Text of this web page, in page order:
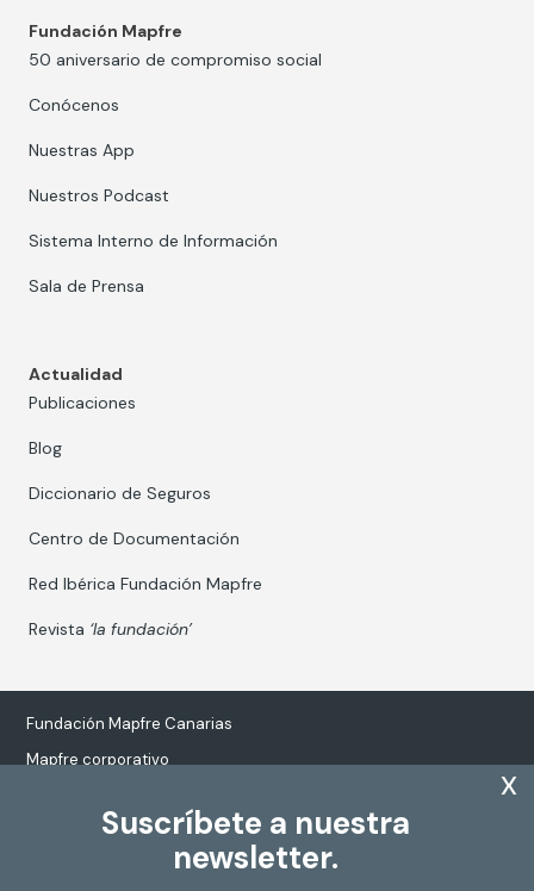
Suscríbete a nuestra
newsletter.
x
Fundación Mapfre
50 aniversario de compromiso social
Conócenos
Nuestras App
Nuestros Podcast
Sistema Interno de Información
Sala de Prensa
Actualidad
Publicaciones
Blog
Diccionario de Seguros
Centro de Documentación
Red Ibérica Fundación Mapfre
Revista ‘la fundación’
Fundación Mapfre Canarias
Mapfre corporativo
Tratamiento de datos personales